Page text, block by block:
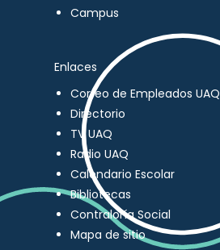
Campus
Enlaces
Correo de Empleados UAQ
Directorio
TV UAQ
Radio UAQ
Calendario Escolar
Bibliotecas
Contraloría Social
Mapa de sitio